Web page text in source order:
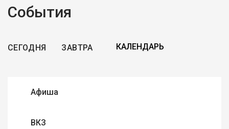
События
СЕГОДНЯ ЗАВТРА
Афиша
ВКЗ